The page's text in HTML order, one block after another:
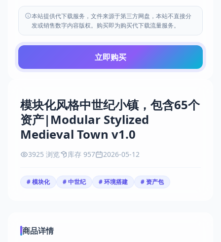
模块化风格中世纪小镇，包含65个
资产|Modular Stylized
Medieval Town v1.0
3925 浏览 库存 957 2026-05-12
# 模块化 # 中世纪 # 环境搭建 # 资产包
商品详情
本站提供代下载服务，文件来源于第三方网盘，本站不直接分
发或销售数字内容版权。购买即为购买代下载流量服务。
立即购买